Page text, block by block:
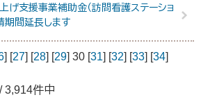
げ支援事業補助金（訪問看護ステーショ
間延長します
] [27] [28] [29] 30 [31] [32] [33] [34]
3,914件中